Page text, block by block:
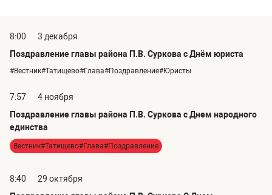
8:00
3 декабря
Поздравление главы района П.В. Суркова с Днём юриста
#Вестник#Татищево#Глава#Поздравление#Юристы
7:57
4 ноября
Поздравление главы района П.В. Суркова с Днем народного
единства
Вестник#Татищево#Глава#Поздравление
8:40
29 октября